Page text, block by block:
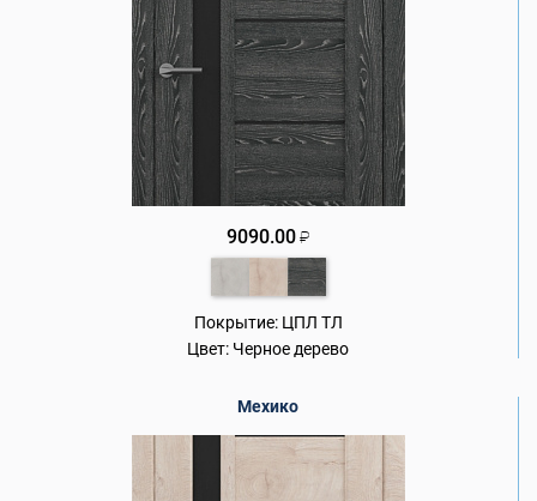
9090.00 ₽
Покрытие: ЦПЛ ТЛ
Цвет: Черное дерево
Мехико